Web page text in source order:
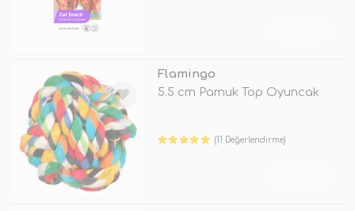
Flamingo
5.5 cm Pamuk Top Oyuncak
(11 Değerlendirme)